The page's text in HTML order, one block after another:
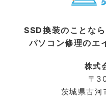
SSD換装のことな
パソコン修理のエ
株式
〒
茨城県古